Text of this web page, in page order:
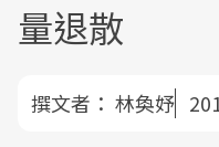
量退散
撰文者： 林奐妤